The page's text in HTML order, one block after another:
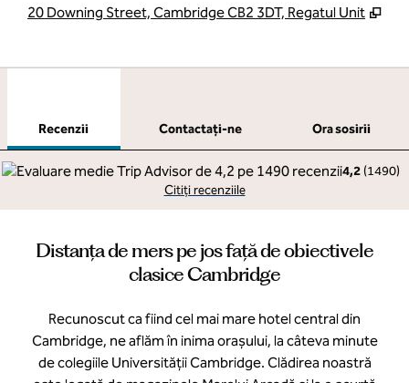
20 Downing Street, Cambridge CB2 3DT, Regatul Unit ,
Recenzii Contactaţi-ne
Ora sosirii
4,2 (1490)
Citiți recenziile
Distanța de mers pe jos față de obiectivele
clasice Cambridge
Recunoscut ca fiind cel mai mare hotel central din
Cambridge, ne aflăm în inima orașului, la câteva minute
de colegiile Universității Cambridge. Clădirea noastră